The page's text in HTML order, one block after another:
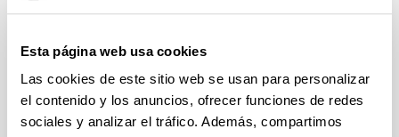
Esta página web usa cookies
Las cookies de este sitio web se usan para personalizar
el contenido y los anuncios, ofrecer funciones de redes
sociales y analizar el tráfico. Además, compartimos
Instituto de Ciencias de
Congresos